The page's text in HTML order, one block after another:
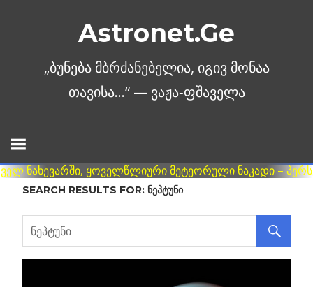
Astronet.Ge
SEARCH RESULTS FOR: ᲜᲔᲞᲢᲣᲜᲘ